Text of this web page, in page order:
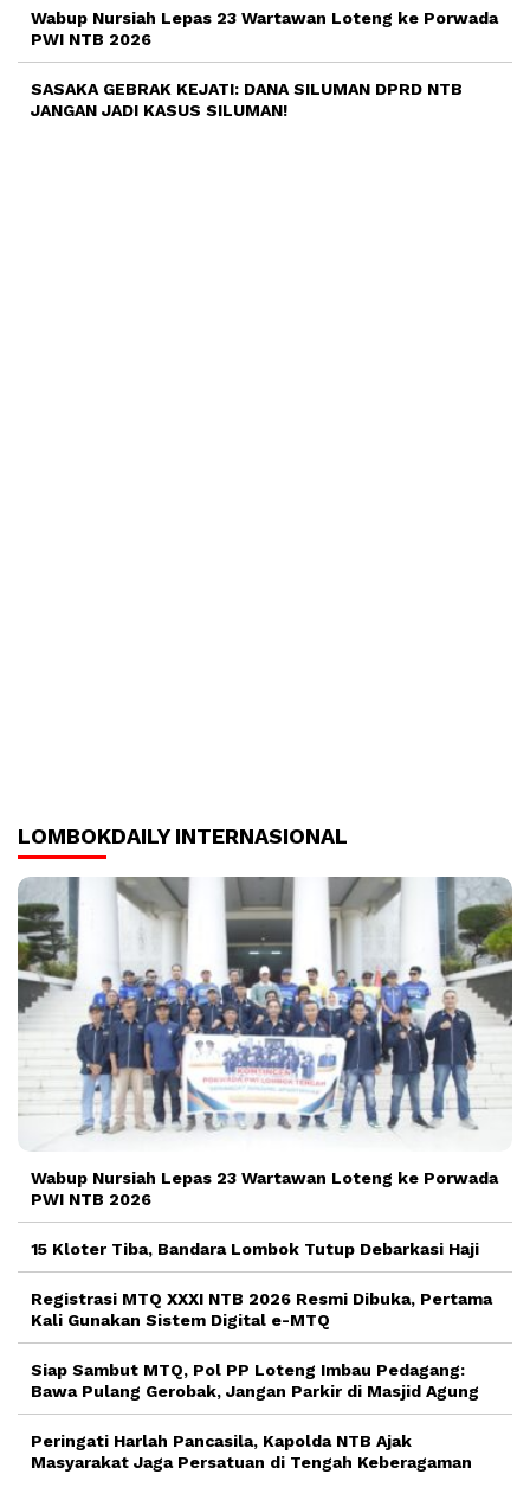
Wabup Nursiah Lepas 23 Wartawan Loteng ke Porwada
PWI NTB 2026
SASAKA GEBRAK KEJATI: DANA SILUMAN DPRD NTB
JANGAN JADI KASUS SILUMAN!
LOMBOKDAILY INTERNASIONAL
Wabup Nursiah Lepas 23 Wartawan Loteng ke Porwada
PWI NTB 2026
15 Kloter Tiba, Bandara Lombok Tutup Debarkasi Haji
Registrasi MTQ XXXI NTB 2026 Resmi Dibuka, Pertama
Kali Gunakan Sistem Digital e-MTQ
Siap Sambut MTQ, Pol PP Loteng Imbau Pedagang:
Bawa Pulang Gerobak, Jangan Parkir di Masjid Agung
Peringati Harlah Pancasila, Kapolda NTB Ajak
Masyarakat Jaga Persatuan di Tengah Keberagaman